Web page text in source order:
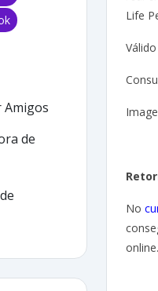
Amigos
de
Life
No
online.